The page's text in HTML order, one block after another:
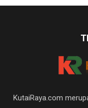
KutaiRaya.com